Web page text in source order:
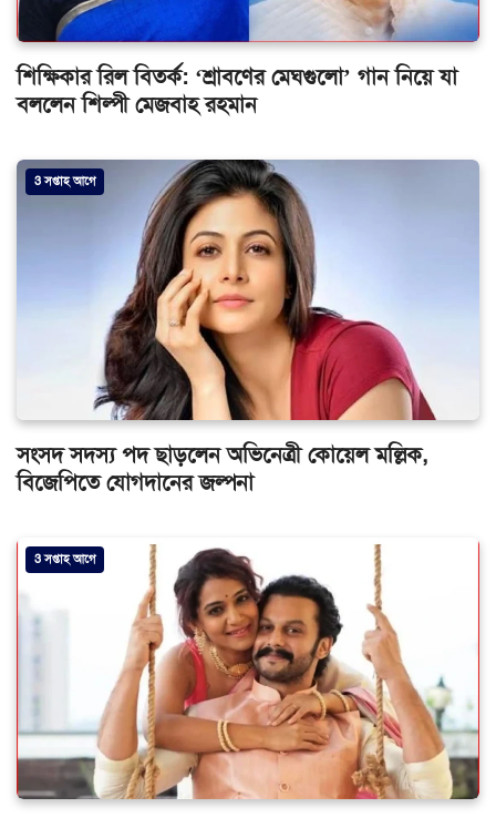
শিক্ষিকার রিল বিতর্ক: ‘শ্রাবণের মেঘগুলো’ গান নিয়ে যা
বললেন শিল্পী মেজবাহ রহমান
3 সপ্তাহ আগে
সংসদ সদস্য পদ ছাড়লেন অভিনেত্রী কোয়েল মল্লিক,
বিজেপিতে যোগদানের জল্পনা
3 সপ্তাহ আগে